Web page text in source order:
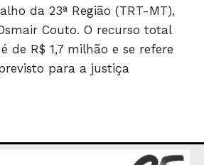
SE NO WHATSAPP
da 23ª Região (TRT-MT),
Couto. O recurso total
de R$ 1,7 milhão e se refere
para a justiça